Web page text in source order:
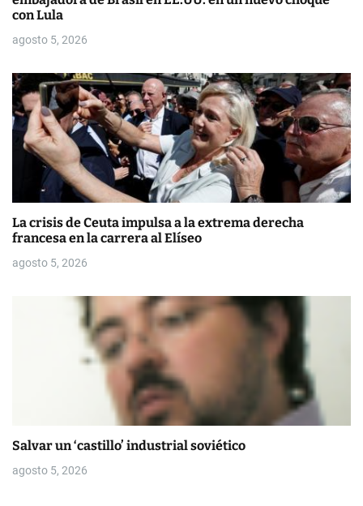
d
a
con Lula
agosto 5, 2026
La crisis de Ceuta impulsa a la extrema derecha
francesa en la carrera al Elíseo
agosto 5, 2026
Salvar un ‘castillo’ industrial soviético
agosto 5, 2026